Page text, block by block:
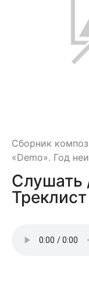
Сборник
«Demo». Год
Слушать
Треклист